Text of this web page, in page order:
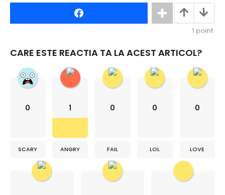
1 point
CARE ESTE REACTIA TA LA ACEST ARTICOL?
0
SCARY
1
ANGRY
0
FAIL
0
LOL
0
LOVE